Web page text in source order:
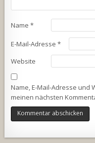
Name*
E-Mail-Adresse*
Website
Name, E-Mail-Adresse und
meinen nächsten